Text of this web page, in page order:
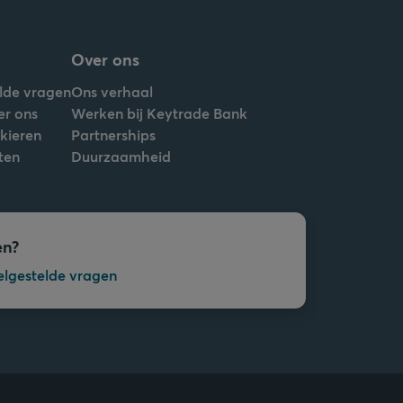
vragen
ons
Over ons
Ons verhaal
Werken bij Keytrade Bank
Partnerships
Duurzaamheid
vragen